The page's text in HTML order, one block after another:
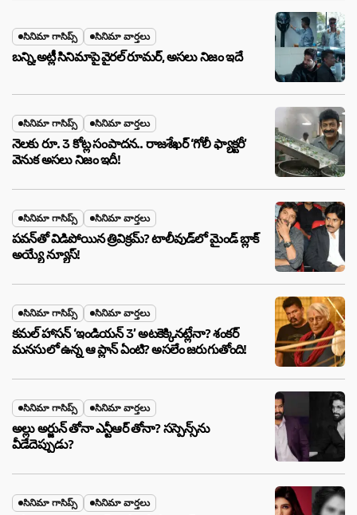
సినిమా గాసిప్స్ సినిమా వార్తలు
బన్ని,అట్లీ సినిమాపై వైరల్ రూమర్, అసలు నిజం ఇదే
సినిమా గాసిప్స్ సినిమా వార్తలు
నెలకు రూ. 3 కోట్ల సంపాదన.. రాజశేఖర్ ‘గోలీ ఫ్యాక్టరీ’
వెనుక అసలు నిజం ఇదీ!
సినిమా గాసిప్స్ సినిమా వార్తలు
పవన్‌తో విడిపోయిన త్రివిక్రమ్? టాలీవుడ్‌లో మైండ్ బ్లాక్
అయ్యే న్యూస్!
సినిమా గాసిప్స్ సినిమా వార్తలు
కమల్ హాసన్ ‘ఇండియన్ 3’ అటకెక్కినట్లేనా? శంకర్
మనసులో ఉన్న ఆ ప్లాన్ ఏంటి? అసలేం జరుగుతోంది!
సినిమా గాసిప్స్ సినిమా వార్తలు
అల్లు అర్జున్ తోనా ఎన్టీఆర్ తోనా? సస్పెన్స్‌ను
వీడేదెప్పుడు?
సినిమా గాసిప్స్ సినిమా వార్తలు